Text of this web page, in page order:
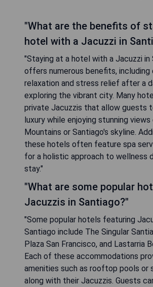
"What are the benefits of
hotel with a Jacuzzi in
"Staying at a hotel with a Jacuzzi in
offers numerous benefits, including
relaxation and stress relief after a
exploring the vibrant city. Many
private Jacuzzis that allow guests
luxury while enjoying stunning
Mountains or Santiago's skyline.
these hotels often feature spa
for a holistic approach to wellness
stay."
"What are some popular
Jacuzzis in Santiago?"
"Some popular hotels featuring
Santiago include The Singular
Plaza San Francisco, and Lastarria
Each of these accommodations
amenities such as rooftop pools or
along with their Jacuzzis. Guests